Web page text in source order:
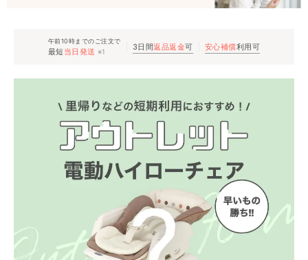
午前10時までのご注文で
最短 当日発送 ※1 3日間返品返金可 安心補償利用可